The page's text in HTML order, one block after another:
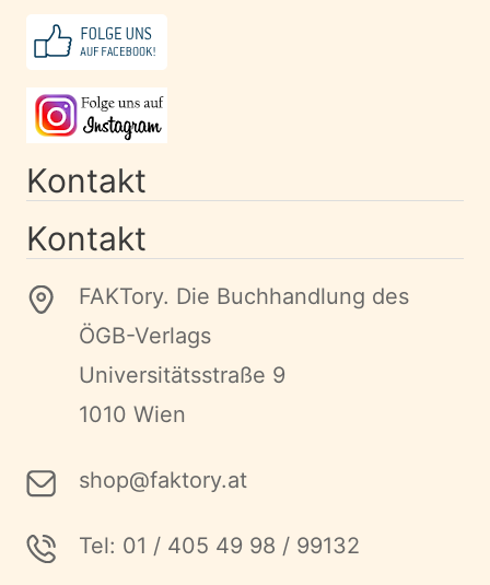
Kontakt
Kontakt
FAKTory. Die Buchhandlung des
ÖGB-Verlags
Universitätsstraße 9
1010 Wien
shop@faktory.at
Tel: 01 / 405 49 98 / 99132